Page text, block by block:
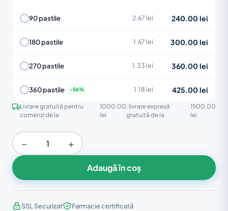
90 pastile 2.67 lei 240.00 lei
180 pastile 1.67 lei 300.00 lei
270 pastile 1.33 lei 360.00 lei
360 pastile 1.18 lei 425.00 lei
Livrare gratuită pentru
comenzi de la
1000.00
lei
, livrare expresă
gratuită de la
1500.00
lei
− +
Adaugă în coș
SSL Securizat
Farmacie certificată